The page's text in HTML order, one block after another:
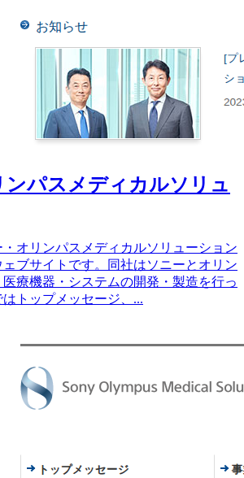
ンパスメディカルソリュ
オリンパスメディカルソリューション
ブサイトです。同社はソニーとオリン
療機器・システムの開発・製造を行っ
トップメッセージ、 ...